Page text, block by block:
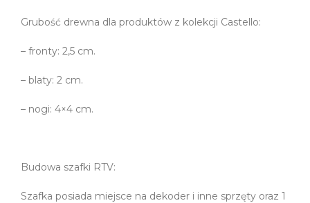
Grubość drewna dla produktów z kolekcji Castello:
– fronty: 2,5 cm.
– blaty: 2 cm.
– nogi: 4×4 cm.
Budowa szafki RTV:
Szafka posiada miejsce na dekoder i inne sprzęty oraz 1